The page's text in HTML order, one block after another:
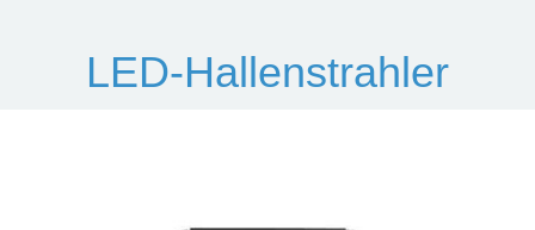
LED-Hallenstrahler